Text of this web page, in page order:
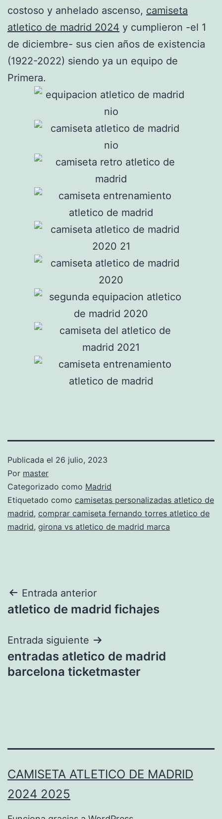
costoso y anhelado ascenso, camiseta
atletico de madrid 2024 y cumplieron -el 1
de diciembre- sus cien años de existencia
(1922-2022) siendo ya un equipo de
Primera.
Publicada el 26 julio, 2023
Por master
Categorizado como Madrid
Etiquetado como camisetas personalizadas atletico de
madrid, comprar camiseta fernando torres atletico de
madrid, girona vs atletico de madrid marca
Navegación
de
entradas
Entrada anterior
atletico de madrid fichajes
Entrada siguiente
entradas atletico de madrid
barcelona ticketmaster
CAMISETA ATLETICO DE MADRID
2024 2025